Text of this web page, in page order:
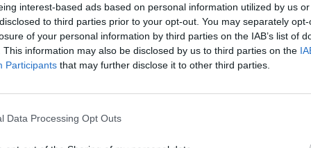
interest-based ads based on personal information utilized by us
to third parties prior to your opt-out. You may separately
of your personal information by third parties on the IAB’s list of
This information may also be disclosed by us to third parties on the
Participants that may further disclose it to other third parties.
Data Processing Opt Outs
Health
2027 κάνει
στο
στις 26
28 Οκτωβρίου
Ολοκληρώθηκε
5η Γενική
Συνέλευση του
Συνδέσμου